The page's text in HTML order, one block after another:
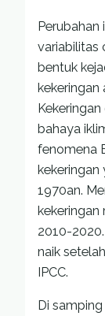
Perubahan
variabilitas
bentuk
kekeringan
bahaya
fenomena
kekeringan
1970an.
kekeringan
2010-
naik
IPCC.
Di